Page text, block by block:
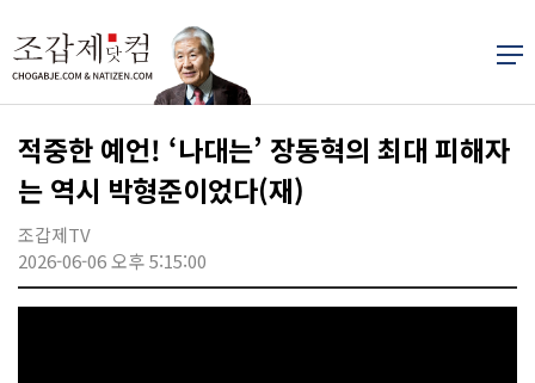
적중한 예언! ‘나대는’ 장동혁의 최대 피해자
는 역시 박형준이었다(재)
조갑제TV
2026-06-06 오후 5:15:00